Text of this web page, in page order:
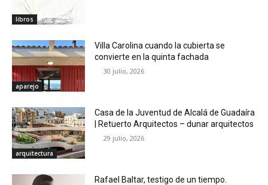
libros
aparejo
Villa Carolina cuando la cubierta se
convierte en la quinta fachada
30 julio, 2026
arquitectura
Casa de la Juventud de Alcalá de Guadaíra
| Retuerto Arquitectos – dunar arquitectos
29 julio, 2026
Rafael Baltar, testigo de un tiempo.